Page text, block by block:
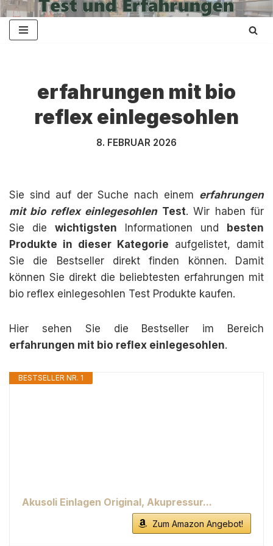
Zum
erfahrungen mit bio
reflex einlegesohlen
8. FEBRUAR 2026
Sie sind auf der Suche nach einem erfahrungen
mit bio reflex einlegesohlen Test. Wir haben für
Sie diewichtigsten Informationen und
besten
Produkte in dieser Kategorie aufgelistet, damit
Sie die Bestseller direkt finden können. Damit
können Sie direkt die beliebtesten erfahrungen mit
bio reflex einlegesohlen Test Produkte kaufen.
Hier sehen Sie die Bestseller im Bereich
erfahrungen mit bio reflex einlegesohlen.
BESTSELLER NR. 1
Akusoli Einlagen Original, Akupressur...
Zum Amazon Angebot!